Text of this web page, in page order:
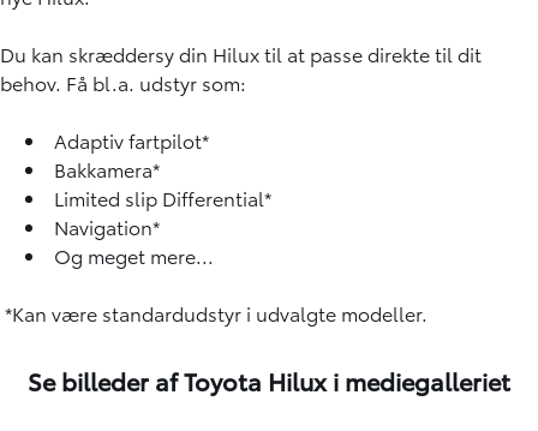
Du kan skræddersy din Hilux til at passe direkte til dit
behov. Få bl.a. udstyr som:
Adaptiv fartpilot*
Bakkamera*
Limited slip Differential*
Navigation*
Og meget mere...
*Kan være standardudstyr i udvalgte modeller.
Se billeder af Toyota Hilux i mediegalleriet